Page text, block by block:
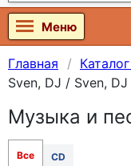
Меню
Главная
Sven, DJ / Sven, DJ
Музыка и
Все CD